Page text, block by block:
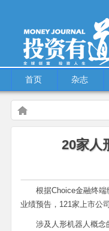
首页 杂志
Warning: Use of undefined
content/themes/Hcms/
20家人
根据Choice金融终
业绩预告，121家上市公
涉及人形机器人概念